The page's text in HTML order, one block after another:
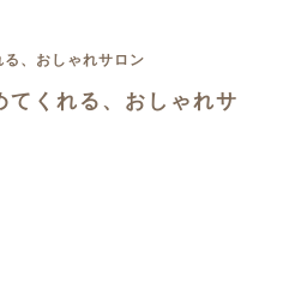
てくれる、おしゃれサ